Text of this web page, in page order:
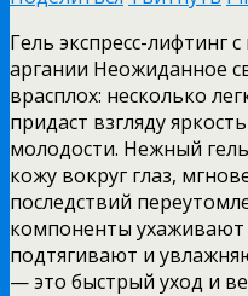
Гель экспресс-лифтинг
аргании Неожиданное
врасплох: несколько
придаст взгляду
молодости. Нежный
кожу вокруг глаз,
последствий
компоненты ухаживают
подтягивают и
— это быстрый уход и